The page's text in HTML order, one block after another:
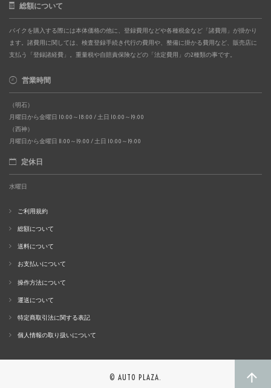
総額について
バイクを購入する際には本体価格の他に、登録費用などや各種税金など「諸費用」が掛かり
ます。諸費用に関しては、検査登録手続き代行の費用や、整備に掛かる費用など、販売店に
支払う「登録諸経費」。重量税や自賠責保険などの「法定費用」の2種類の事です。
営業時間
（明石）
月曜日から金曜日 10:00～18:00 / 土日 10:00～19:00
（西神）
月曜日から金曜日 11:00～19:00 / 土日 10:00～19:00
定休日
水曜日
ご利用規約
総額について
送料について
お支払いについて
操作方法について
運送について
特定商取引法に関する表記
個人情報の取り扱いについて
© AUTO PLAZA.